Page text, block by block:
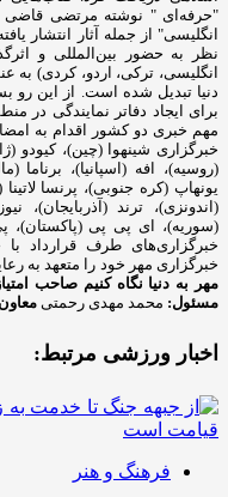
"حرفه‌ای " نوشته مرتضی قاضی
انگلیسی" از جمله آثار انتشار
انگلیسی، ترکی، اردو، کردی) به
دنیا تبدیل شده است. از این رو
برای ایجاد دفاتر نمایندگی در
مهم خبری دو کشور اقدام به امضا
خبرگزاری شینهوا (چین)، کیودو
(روسیه)، افه (اسپانیا)، برناما
یونهاپ (کره جنوبی)، پرنسا لاتینا
(اندونزی)، ترند (آذربایجان)،
(سوریه)، ای پی پی (پاکستان)،
خبرگزاری‌های طرف قرارداد با
خبرگزاری مهر خود را متعهد به
مهر به دنیا نگاه کنیم صاحب
مسئول: محمد مهدی رحمتی
اخبار ورزشی مرتبط:
فرهنگ و هنر